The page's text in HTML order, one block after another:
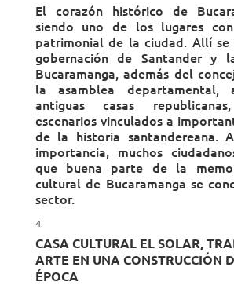
El corazón histórico de
siendo uno de los lugares
patrimonial de la ciudad. Allí se
gobernación de Santander y
Bucaramanga, además del
la asamblea
antiguas casas
escenarios vinculados a
de la historia santandereana.
importancia, muchos
que buena parte de la
cultural de Bucaramanga se
sector.
CASA CULTURAL EL SOLAR,
ARTE EN UNA CONSTRUCCIÓN
ÉPOCA